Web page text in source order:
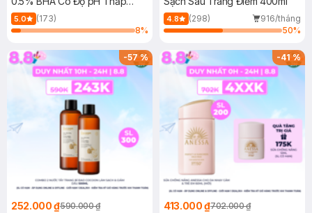
150ml
5.0
(173)
8%
4.8 (298)
916/tháng
50%
-57%
252.000 ₫590.000 ₫
-41%
413.000 ₫702.000 ₫